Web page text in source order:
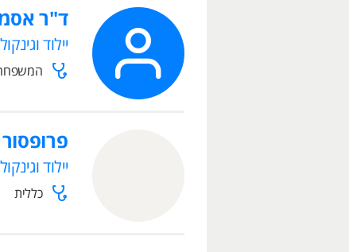
ד"ר
יילוד
יילוד
כללית